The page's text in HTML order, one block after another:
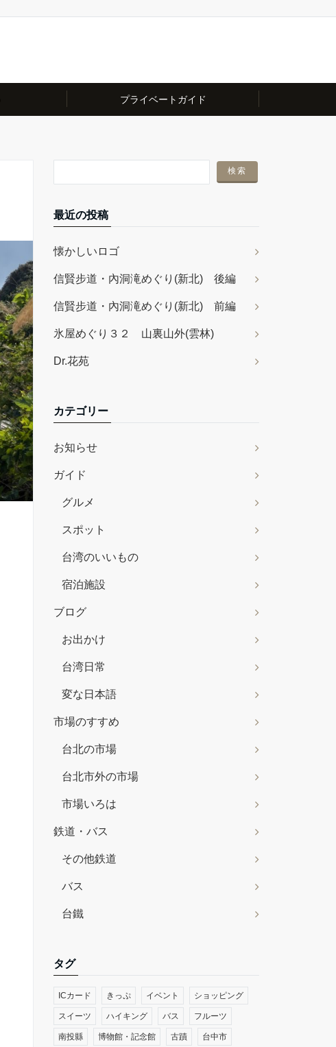
プライベートガイド
最近の投稿
懐かしいロゴ
信賢步道・內洞滝めぐり(新北) 後編
信賢步道・內洞滝めぐり(新北) 前編
氷屋めぐり３２ 山裏山外(雲林)
Dr.花苑
カテゴリー
お知らせ
ガイド
グルメ
スポット
台湾のいいもの
宿泊施設
ブログ
お出かけ
台湾日常
変な日本語
市場のすすめ
台北の市場
台北市外の市場
市場いろは
鉄道・バス
その他鉄道
バス
台鐵
タグ
ICカード きっぷ イベント ショッピング
スイーツ ハイキング バス フルーツ
南投縣 博物館・記念館 古蹟 台中市